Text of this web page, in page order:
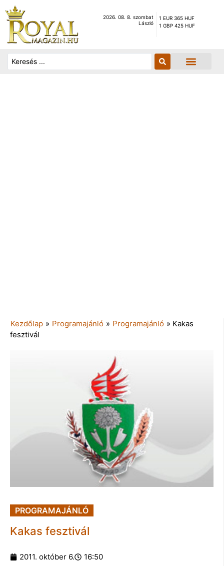
2026. 08. 8. szombat
László
1 EUR 365 HUF
1 GBP 425 HUF
Kezdőlap » Programajánló » Programajánló » Kakas
fesztivál
PROGRAMAJÁNLÓ
Kakas fesztivál
2011. október 6. 16:50